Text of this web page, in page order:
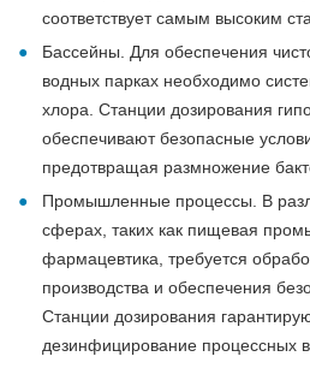
соответствует самым высоким
Бассейны. Для обеспечения
водных парках необходимо
хлора. Станции дозирования
обеспечивают безопасные
предотвращая размножение
Промышленные процессы. В
сферах, таких как пищевая
фармацевтика, требуется
производства и обеспечения
Станции дозирования
дезинфицирование процессных